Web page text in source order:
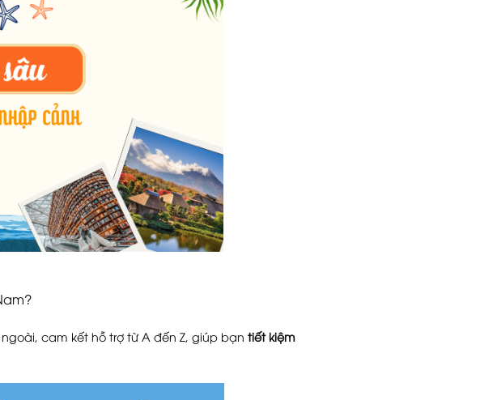
cam kết hỗ trợ từ A đến Z, giúp bạn tiết kiệm